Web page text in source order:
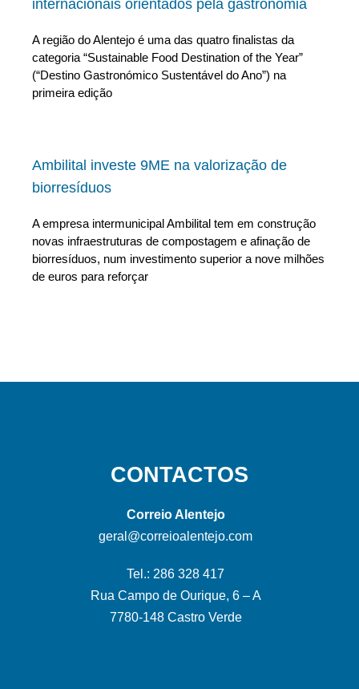
internacionais orientados pela gastronomia
A região do Alentejo é uma das quatro finalistas da
categoria “Sustainable Food Destination of the Year”
(“Destino Gastronómico Sustentável do Ano”) na
primeira edição
Ambilital investe 9ME na valorização de
biorresíduos
A empresa intermunicipal Ambilital tem em construção
novas infraestruturas de compostagem e afinação de
biorresíduos, num investimento superior a nove milhões
de euros para reforçar
CONTACTOS
Correio Alentejo
geral@correioalentejo.com
Tel.: 286 328 417
Rua Campo de Ourique, 6 – A
7780-148 Castro Verde